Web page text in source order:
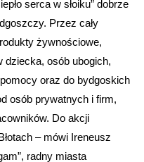
serca w słoiku” dobrze
Przez cały
żywnościowe,
dziecka, osób ubogich,
oraz do bydgoskich
osób prywatnych i firm,
Do akcji
– mówi Ireneusz
radny miasta